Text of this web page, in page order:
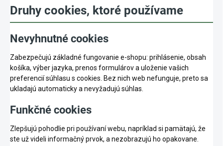
Druhy cookies, ktoré používame
Nevyhnutné cookies
Zabezpečujú základné fungovanie e-shopu: prihlásenie, obsah
košíka, výber jazyka, prenos formulárov a uloženie vašich
preferencií súhlasu s cookies. Bez nich web nefunguje, preto sa
ukladajú automaticky a nevyžadujú súhlas.
Funkčné cookies
Zlepšujú pohodlie pri používaní webu, napríklad si pamätajú, že
ste už videli informačný prvok, a nezobrazujú ho opakovane.